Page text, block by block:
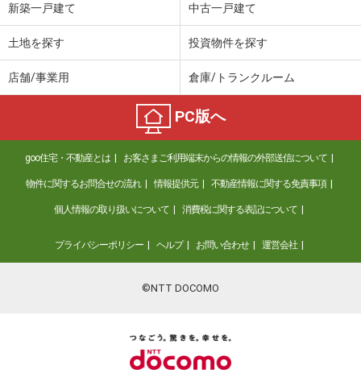
新築一戸建て 中古一戸建て
土地を探す 投資物件を探す
店舗/事業用 倉庫/トランクルーム
PC版へ
goo住宅・不動産とは お客さまご利用端末からの情報の外部送信について
物件に関するお問合せの流れ 情報提供元 不動産情報に関する免責事項
個人情報の取り扱いについて 消費税に関する表記について
プライバシーポリシー ヘルプ お問い合わせ 運営会社
©NTT DOCOMO